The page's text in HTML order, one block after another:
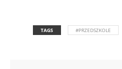
TAGS #PRZEDSZKOLE